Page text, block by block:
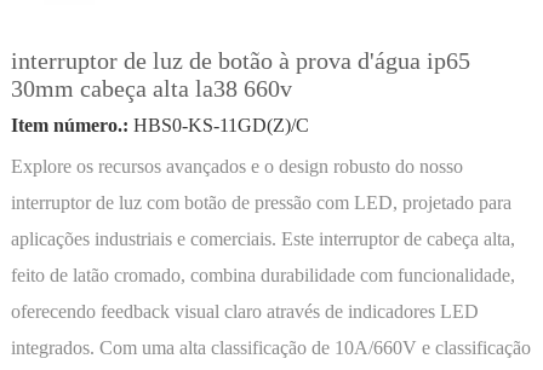
interruptor de luz de botão à prova d'água ip65
30mm cabeça alta la38 660v
Item número.: HBS0-KS-11GD(Z)/C
Explore os recursos avançados e o design robusto do nosso
interruptor de luz com botão de pressão com LED, projetado para
aplicações industriais e comerciais. Este interruptor de cabeça alta,
feito de latão cromado, combina durabilidade com funcionalidade,
oferecendo feedback visual claro através de indicadores LED
integrados. Com uma alta classificação de 10A/660V e classificação